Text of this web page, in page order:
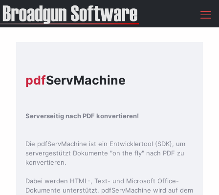
pdfServMachine
Serverseitig nach PDF konvertieren!
Die pdfServMachine ist ein Entwicklertool (SDK), um
servergestützt Dokumente "on the fly" nach PDF zu
konvertieren.
Dabei werden HTML-, Text- und Microsoft Office-
Dokumente unterstützt. pdfServMachine wird auf dem